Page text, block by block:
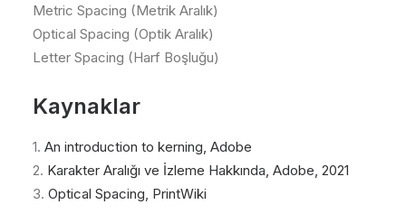
Metric Spacing (Metrik Aralık)
Optical Spacing (Optik Aralık)
Letter Spacing (Harf Boşluğu)
Kaynaklar
1. An introduction to kerning, Adobe
2. Karakter Aralığı ve İzleme Hakkında, Adobe, 2021
3. Optical Spacing, PrintWiki